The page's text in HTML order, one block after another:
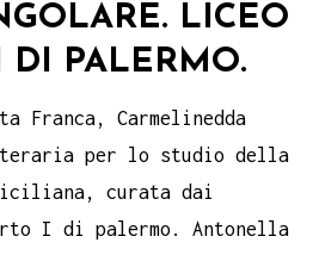
LICEO
DI PALERMO.
Franca, Carmelinedda
per lo studio della
curata dai
I di palermo. Antonella